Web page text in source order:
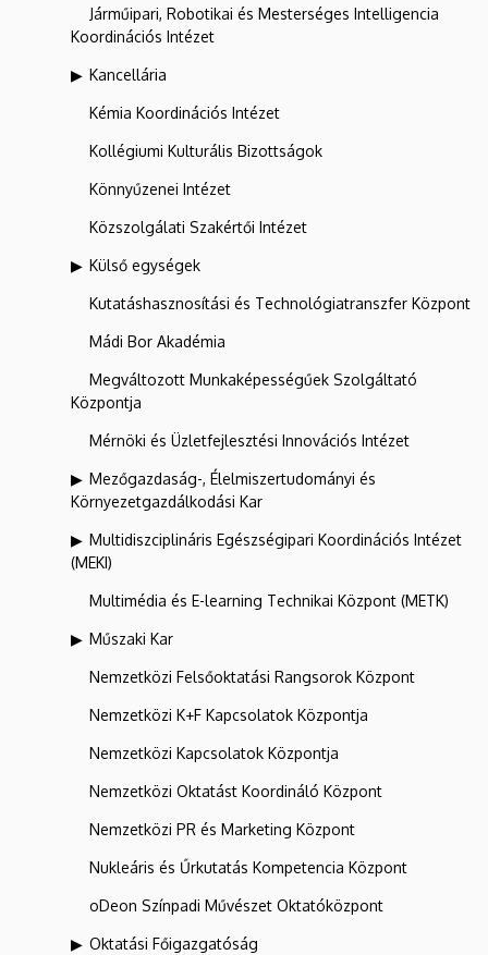
Járműipari, Robotikai és Mesterséges Intelligencia
Koordinációs Intézet
Kancellária
Kémia Koordinációs Intézet
Kollégiumi Kulturális Bizottságok
Könnyűzenei Intézet
Közszolgálati Szakértői Intézet
Külső egységek
Kutatáshasznosítási és Technológiatranszfer Központ
Mádi Bor Akadémia
Megváltozott Munkaképességűek Szolgáltató
Központja
Mérnöki és Üzletfejlesztési Innovációs Intézet
Mezőgazdaság-, Élelmiszertudományi és
Környezetgazdálkodási Kar
Multidiszciplináris Egészségipari Koordinációs Intézet
(MEKI)
Multimédia és E-learning Technikai Központ (METK)
Műszaki Kar
Nemzetközi Felsőoktatási Rangsorok Központ
Nemzetközi K+F Kapcsolatok Központja
Nemzetközi Kapcsolatok Központja
Nemzetközi Oktatást Koordináló Központ
Nemzetközi PR és Marketing Központ
Nukleáris és Űrkutatás Kompetencia Központ
oDeon Színpadi Művészet Oktatóközpont
Oktatási Főigazgatóság